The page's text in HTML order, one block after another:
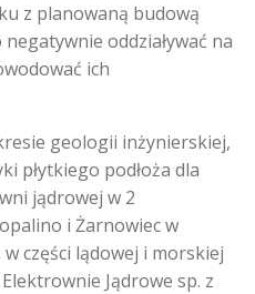
z planowaną budową
oddziaływać na
ich
geologii inżynierskiej,
płytkiego podłoża dla
jądrowej w 2
i Żarnowiec w
części lądowej i morskiej
Jądrowe sp. z